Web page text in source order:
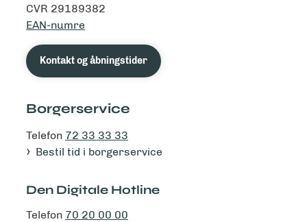
CVR 29189382
EAN-numre
Kontakt og åbningstider
Borgerservice
Telefon 72 33 33 33
Bestil tid i borgerservice
Den Digitale Hotline
Telefon 70 20 00 00